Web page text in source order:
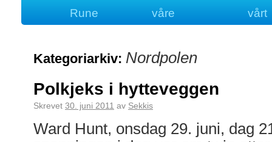
Rune
våre
vårt
Kategoriarkiv: Nordpolen
Polkjeks i hytteveggen
Skrevet 30. juni 2011 av Sekkis
Ward Hunt, onsdag 29. juni, dag